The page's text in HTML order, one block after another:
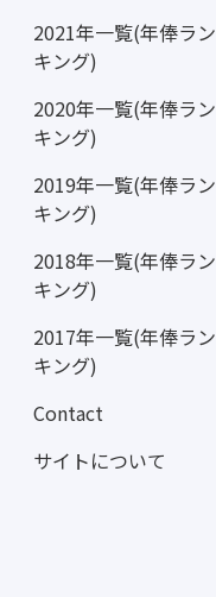
2021年一覧(年俸ラン
キング)
2020年一覧(年俸ラン
キング)
2019年一覧(年俸ラン
キング)
2018年一覧(年俸ラン
キング)
2017年一覧(年俸ラン
キング)
Contact
サイトについて